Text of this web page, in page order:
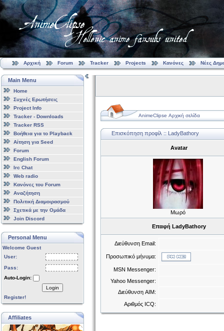
Αρχική Forum Tracker Projects Κανόνες Νέες
Main Menu
Home
Συχνές Ερωτήσεις
Project Info
Tracker - Downloads
Tracker RSS
Βοήθεια για το Playback
Αίτηση για Seed
Forum
English Forum
Irc Chat
Web radio
Κανόνες του Forum
Αναζήτηση
Πολιτική Διαμοιρασμού
Σχετικά με την Ομάδα
Join Discord
Personal Menu
Welcome Guest
User:
Pass:
Auto-Login:
Login
Register!
Affiliates
AnimeClipse Αρχική σελίδα
Επισκόπηση προφίλ :: LadyBathory
Avatar
Μωρό
Επαφή LadyBathory
Διεύθυνση Email:
Προσωπικό μήνυμα:
MSN Messenger:
Yahoo Messenger:
Διεύθυνση AIM:
Αριθμός ICQ: